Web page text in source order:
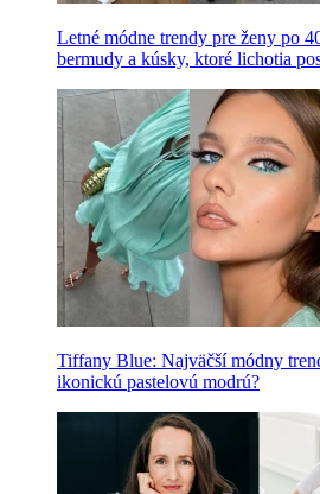
Letné módne trendy pre ženy po
bermudy a kúsky, ktoré lichotia
Tiffany Blue: Najväčší módny
ikonickú pastelovú modrú?